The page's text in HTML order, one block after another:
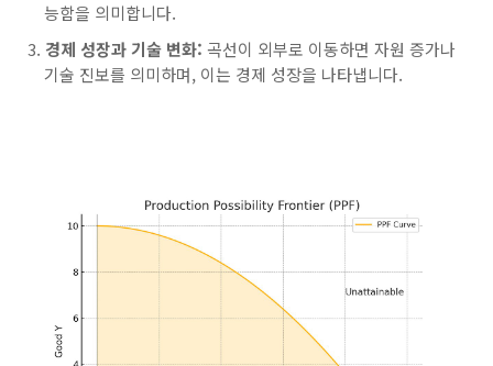
능함을 의미합니다.
경제 성장과 기술 변화: 곡선이 외부로 이동하면 자원 증가나
기술 진보를 의미하며, 이는 경제 성장을 나타냅니다.